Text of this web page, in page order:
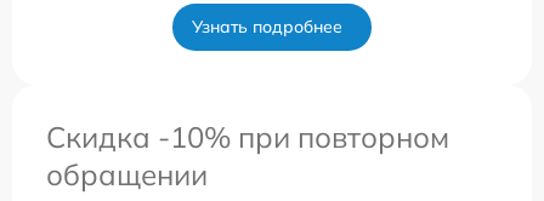
Узнать подробнее
Скидка -10% при повторном
обращении